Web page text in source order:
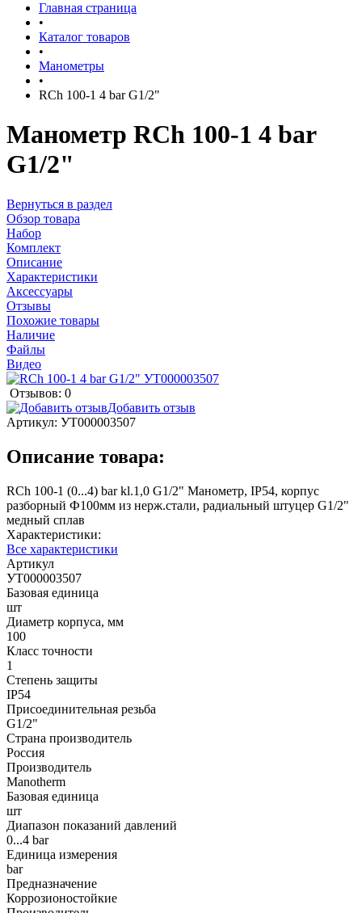
Главная страница
•
Каталог товаров
•
Манометры
•
RCh 100-1 4 bar G1/2"
Манометр RCh 100-1 4 bar
G1/2"
Вернуться в раздел
Обзор товара
Набор
Комплект
Описание
Характеристики
Аксессуары
Отзывы
Похожие товары
Наличие
Файлы
Видео
Отзывов: 0
Добавить отзыв
Артикул: УТ000003507
Описание товара:
RCh 100-1 (0...4) bar kl.1,0 G1/2" Манометр, IP54, корпус
разборный Ф100мм из нерж.стали, радиальный штуцер G1/2"
медный сплав
Характеристики:
Все характеристики
Артикул
УТ000003507
Базовая единица
шт
Диаметр корпуса, мм
100
Класс точности
1
Степень защиты
IP54
Присоединительная резьба
G1/2"
Страна производитель
Россия
Производитель
Manotherm
Базовая единица
шт
Диапазон показаний давлений
0...4 bar
Единица измерения
bar
Предназначение
Коррозионостойкие